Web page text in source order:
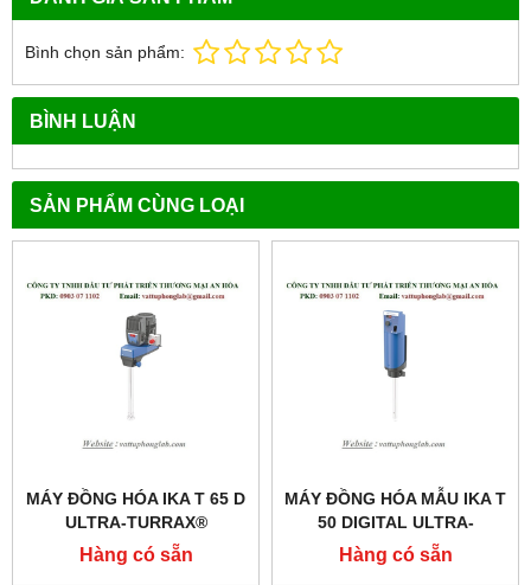
Bình chọn sản phẩm:
BÌNH LUẬN
SẢN PHẨM CÙNG LOẠI
MÁY ĐỒNG HÓA IKA T 65 D
ULTRA-TURRAX®
Hàng có sẵn
MÁY ĐỒNG HÓA MẪU IKA T
50 DIGITAL ULTRA-
TURRAX®
Hàng có sẵn